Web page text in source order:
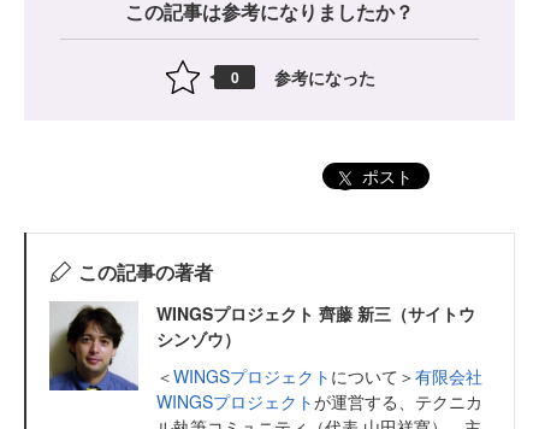
この記事は参考になりましたか？
0 参考になった
ポスト
この記事の著者
WINGSプロジェクト 齊藤 新三（サイトウ
シンゾウ）
＜WINGSプロジェクト について＞有限会社
WINGSプロジェクトが運営する、テクニカ